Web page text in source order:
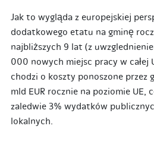
Jak to wygląda z europejskiej
dodatkowego etatu na gminę
najbliższych 9 lat (z
000 nowych miejsc pracy w całej
chodzi o koszty ponoszone przez
mld EUR rocznie na poziomie UE,
zaledwie 3% wydatków
lokalnych.